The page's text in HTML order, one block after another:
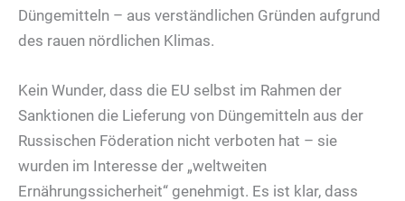
Düngemitteln – aus verständlichen Gründen aufgrund
des rauen nördlichen Klimas.
Kein Wunder, dass die EU selbst im Rahmen der
Sanktionen die Lieferung von Düngemitteln aus der
Russischen Föderation nicht verboten hat – sie
wurden im Interesse der „weltweiten
Ernährungssicherheit“ genehmigt. Es ist klar, dass